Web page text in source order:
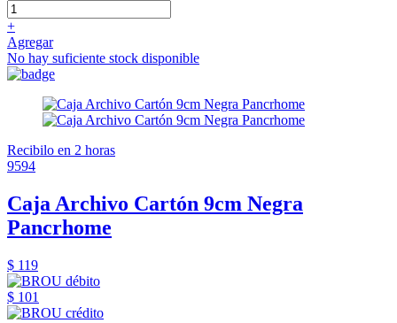
+
Agregar
No hay suficiente stock disponible
Recibilo en 2 horas
9594
Caja Archivo Cartón 9cm Negra
Pancrhome
$ 119
$ 101